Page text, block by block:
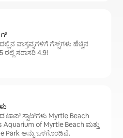
ವಾಸ್ತವ್ಯಗಳಿಗೆ ಗೆಸ್ಟ್‌ಗಳು ಹೆಚ್ಚಿನ
ಸರಾಸರಿ 4.9!
ಸ್ಪಾಟ್‌ಗಳು Myrtle Beach
Aquarium of Myrtle Beach ಮತ್ತು
Park ಅನ್ನು ಒಳಗೊಂಡಿವೆ.